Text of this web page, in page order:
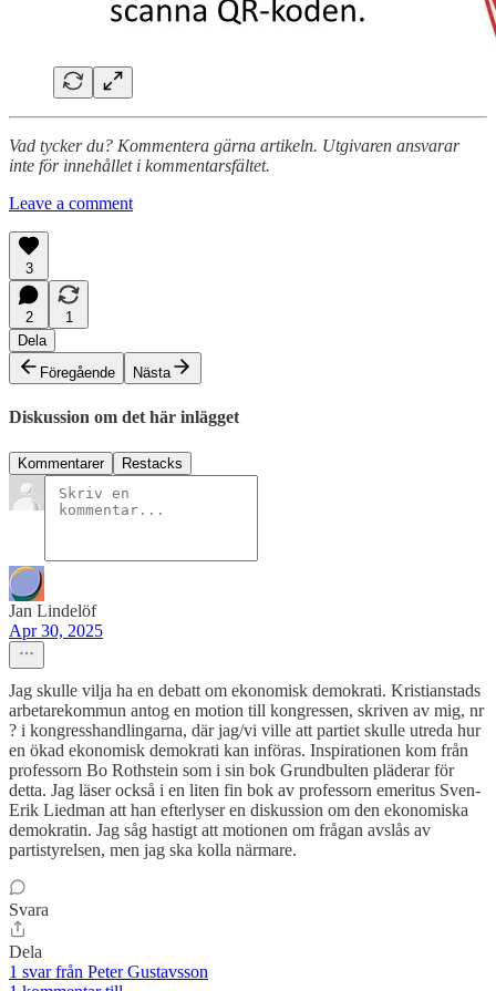
Vad tycker du? Kommentera gärna artikeln. Utgivaren ansvarar
inte för innehållet i kommentarsfältet.
Leave a comment
3
2
1
Dela
Föregående
Nästa
Diskussion om det här inlägget
Kommentarer Restacks
Jan Lindelöf
Apr 30, 2025
Jag skulle vilja ha en debatt om ekonomisk demokrati. Kristianstads
arbetarekommun antog en motion till kongressen, skriven av mig, nr
? i kongresshandlingarna, där jag/vi ville att partiet skulle utreda hur
en ökad ekonomisk demokrati kan införas. Inspirationen kom från
professorn Bo Rothstein som i sin bok Grundbulten pläderar för
detta. Jag läser också i en liten fin bok av professorn emeritus Sven-
Erik Liedman att han efterlyser en diskussion om den ekonomiska
demokratin. Jag såg hastigt att motionen om frågan avslås av
partistyrelsen, men jag ska kolla närmare.
Svara
Dela
1 svar från Peter Gustavsson